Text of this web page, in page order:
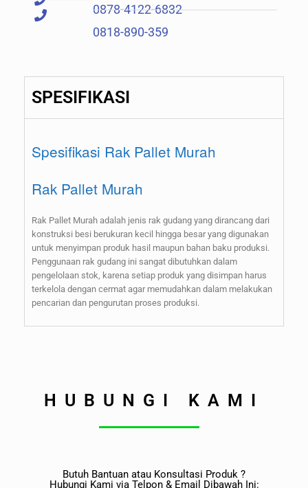
0878-4122-6832
0818-890-359
SPESIFIKASI
Spesifikasi Rak Pallet Murah
Rak Pallet Murah
Rak Pallet Murah adalah jenis rak gudang yang dirancang dari
konstruksi besi berukuran kecil hingga besar yang digunakan
untuk menyimpan produk hasil maupun bahan baku produksi.
Penggunaan rak gudang ini sangat dibutuhkan dalam
pengelolaan stok, karena setiap produk yang disimpan harus
terkelola dengan cermat agar memudahkan dalam melakukan
pencarian dan pengurutan proses produksi.
HUBUNGI KAMI
Butuh Bantuan atau Konsultasi Produk ?
Hubungi Kami via Telpon & Email Dibawah Ini: